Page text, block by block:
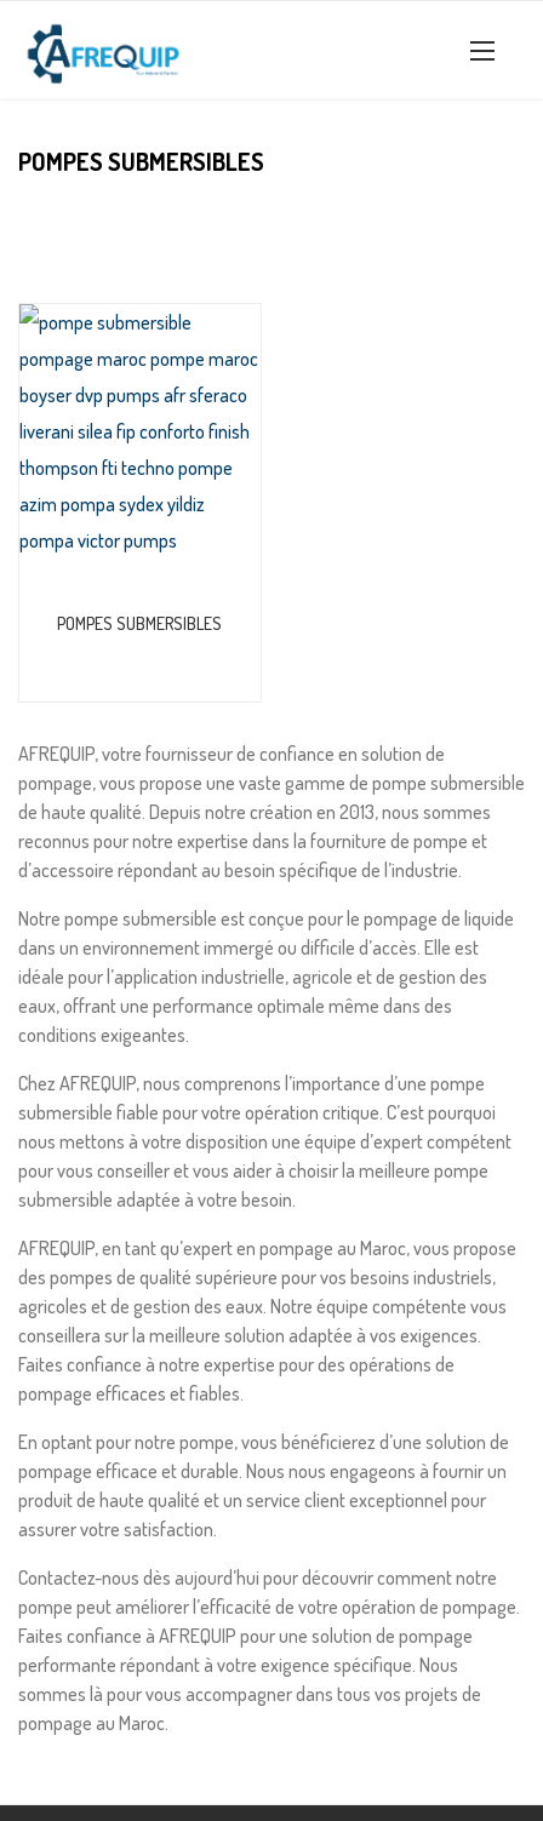
POMPES SUBMERSIBLES
POMPES SUBMERSIBLES
AFREQUIP, votre fournisseur de confiance en solution de
pompage, vous propose une vaste gamme de pompe submersible
de haute qualité. Depuis notre création en 2013, nous sommes
reconnus pour notre expertise dans la fourniture de pompe et
d’accessoire répondant au besoin spécifique de l’industrie.
Notre pompe submersible est conçue pour le pompage de liquide
dans un environnement immergé ou difficile d’accès. Elle est
idéale pour l’application industrielle, agricole et de gestion des
eaux, offrant une performance optimale même dans des
conditions exigeantes.
Chez AFREQUIP, nous comprenons l’importance d’une pompe
submersible fiable pour votre opération critique. C’est pourquoi
nous mettons à votre disposition une équipe d’expert compétent
pour vous conseiller et vous aider à choisir la meilleure pompe
submersible adaptée à votre besoin.
AFREQUIP, en tant qu’expert en pompage au Maroc, vous propose
des pompes de qualité supérieure pour vos besoins industriels,
agricoles et de gestion des eaux. Notre équipe compétente vous
conseillera sur la meilleure solution adaptée à vos exigences.
Faites confiance à notre expertise pour des opérations de
pompage efficaces et fiables.
En optant pour notre pompe, vous bénéficierez d’une solution de
pompage efficace et durable. Nous nous engageons à fournir un
produit de haute qualité et un service client exceptionnel pour
assurer votre satisfaction.
Contactez-nous dès aujourd’hui pour découvrir comment notre
pompe peut améliorer l’efficacité de votre opération de pompage.
Faites confiance à AFREQUIP pour une solution de pompage
performante répondant à votre exigence spécifique. Nous
sommes là pour vous accompagner dans tous vos projets de
pompage au Maroc.